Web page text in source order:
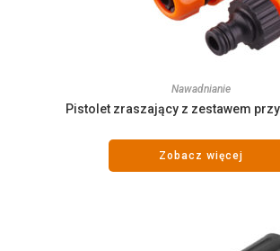
Nawadnianie
Pistolet zraszający z zestawem
Zobacz więcej